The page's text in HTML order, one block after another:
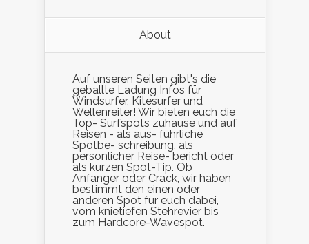
About
Auf unseren Seiten gibt's die
geballte Ladung Infos für
Windsurfer, Kitesurfer und
Wellenreiter! Wir bieten euch die
Top- Surfspots zuhause und auf
Reisen - als aus- führliche
Spotbe- schreibung, als
persönlicher Reise- bericht oder
als kurzen Spot-Tip. Ob
Anfänger oder Crack, wir haben
bestimmt den einen oder
anderen Spot für euch dabei,
vom knietiefen Stehrevier bis
zum Hardcore-Wavespot.